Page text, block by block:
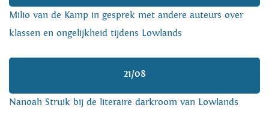
Milio van de Kamp in gesprek met andere auteurs over
klassen en ongelijkheid tijdens Lowlands
21/08
Nanoah Struik bij de literaire darkroom van Lowlands